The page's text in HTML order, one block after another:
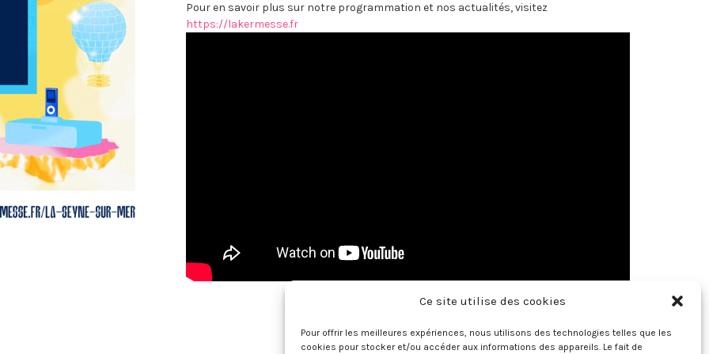
Ce site utilise des cookies
Pour offrir les meilleures expériences, nous utilisons des technologies telles que les
cookies pour stocker et/ou accéder aux informations des appareils. Le fait de
Pour en savoir plus sur notre programmation et nos actualités, visitez
https://lakermesse.fr